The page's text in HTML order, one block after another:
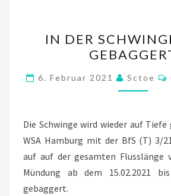
DER
WIRD
IN DER
6. Februar 2021 Sctoe
Die Schwinge wird wieder auf Tiefe
WSA Hamburg mit der BfS (T) 3/
auf auf der gesamten Flusslänge
Mündung ab dem 15.02.2021
gebaggert.